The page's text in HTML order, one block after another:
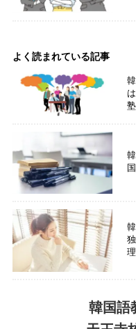
よく読まれている記事
韓国語